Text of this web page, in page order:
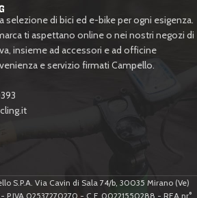
selezione di bici ed e-bike per ogni esigenza.
ti aspettano online o nei nostri negozi di
insieme ad accessori e ad officine
e servizio firmati Campello.
S.P.A. Via Cavin di Sala 74/b, 30035 Mirano (Ve)
02537270270 - C.F. 00221550288 - REA nr°